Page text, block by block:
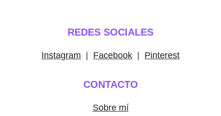
REDES SOCIALES
Instagram Facebook Pinterest
CONTACTO
Sobre mí